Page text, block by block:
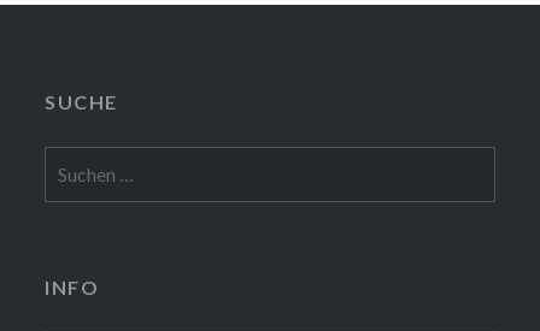
SUCHE
nach:
INFO